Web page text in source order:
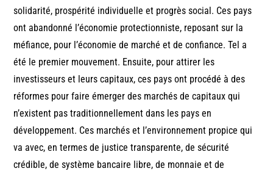
solidarité, prospérité individuelle et progrès social. Ces pays
ont abandonné l’économie protectionniste, reposant sur la
méfiance, pour l’économie de marché et de confiance. Tel a
été le premier mouvement. Ensuite, pour attirer les
investisseurs et leurs capitaux, ces pays ont procédé à des
réformes pour faire émerger des marchés de capitaux qui
n’existent pas traditionnellement dans les pays en
développement. Ces marchés et l’environnement propice qui
va avec, en termes de justice transparente, de sécurité
crédible, de système bancaire libre, de monnaie et de